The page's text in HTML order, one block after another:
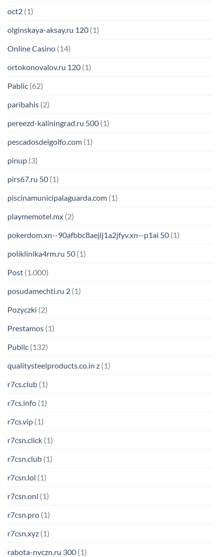
oct2 (1)
olginskaya-aksay.ru 120 (1)
Online Casino (14)
ortokonovalov.ru 120 (1)
Pablic (62)
paribahis (2)
pereezd-kaliningrad.ru 500 (1)
pescadosdelgolfo.com (1)
pinup (3)
pirs67.ru 50 (1)
piscinamunicipalaguarda.com (1)
playmemotel.mx (2)
pokerdom.xn--90afbbc8aejlj1a2jfyv.xn--p1ai 50 (1)
poliklinika4rm.ru 50 (1)
Post (1.000)
posudamechti.ru 2 (1)
Pozyczki (2)
Prestamos (1)
Public (132)
qualitysteelproducts.co.in z (1)
r7cs.club (1)
r7cs.info (1)
r7cs.vip (1)
r7csn.click (1)
r7csn.club (1)
r7csn.lol (1)
r7csn.onl (1)
r7csn.pro (1)
r7csn.xyz (1)
rabota-nvczn.ru 300 (1)